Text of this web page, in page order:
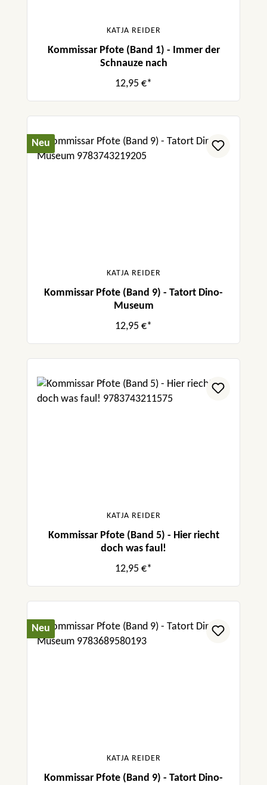
KATJA REIDER
Kommissar Pfote (Band 1) - Immer der
Schnauze nach
12,95 €*
Neu
KATJA REIDER
Kommissar Pfote (Band 9) - Tatort Dino-
Museum
12,95 €*
KATJA REIDER
Kommissar Pfote (Band 5) - Hier riecht
doch was faul!
12,95 €*
Neu
KATJA REIDER
Kommissar Pfote (Band 9) - Tatort Dino-